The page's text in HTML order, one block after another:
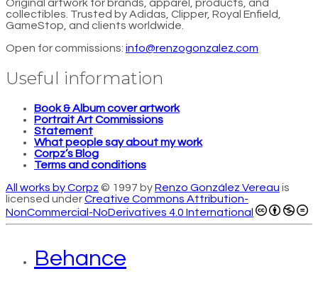
Original artwork for brands, apparel, products, and
collectibles. Trusted by Adidas, Clipper, Royal Enfield,
GameStop, and clients worldwide.
Open for commissions: info@renzogonzalez.com
Useful information
Book & Album cover artwork
Portrait Art Commissions
Statement
What people say about my work
Corpz’s Blog
Terms and conditions
All works by Corpz © 1997 byRenzo González Vereau is
licensed underCreative Commons Attribution-
NonCommercial-NoDerivatives 4.0 International
Behance